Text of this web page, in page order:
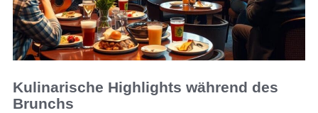
Kulinarische Highlights während des
Brunchs